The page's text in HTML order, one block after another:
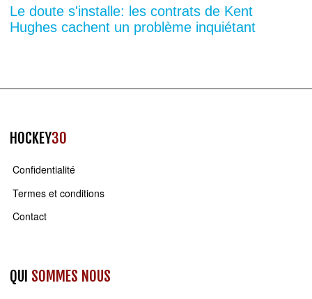
Le doute s'installe: les contrats de Kent
Hughes cachent un problème inquiétant
HOCKEY30
Confidentialité
Termes et conditions
Contact
QUI SOMMES NOUS